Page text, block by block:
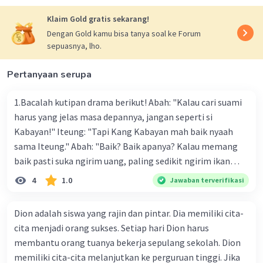
Klaim Gold gratis sekarang!
Dengan Gold kamu bisa tanya soal ke Forum
sepuasnya, lho.
Pertanyaan serupa
1.Bacalah kutipan drama berikut! Abah: "Kalau cari suami
harus yang jelas masa depannya, jangan seperti si
Kabayan!" Iteung: "Tapi Kang Kabayan mah baik nyaah
sama Iteung." Abah: "Baik? Baik apanya? Kalau memang
baik pasti suka ngirim uang, paling sedikit ngirim ikan
kesenangan Abah. Ikan gurame!" Ambu: "Abah teh
kumaha. Apa-apa selalu saja diukur pakai uang." Tokoh
jika menggunakan kostum a. celana panjang dan kaos
dengan rambut panjang dibiarkan terurai b. celana
panjang dan kaos dengan rambut dikepang dua c. kebaya
4 1.0 Jawaban terverifikasi
Dion adalah siswa yang rajin dan pintar. Dia memiliki cita-
cita menjadi orang sukses. Setiap hari Dion harus
membantu orang tuanya bekerja sepulang sekolah. Dion
memiliki cita-cita melanjutkan ke perguruan tinggi. Jika